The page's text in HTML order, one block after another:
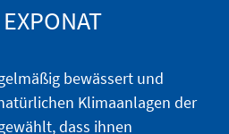
bewässert und
Klimaanlagen der
dass ihnen